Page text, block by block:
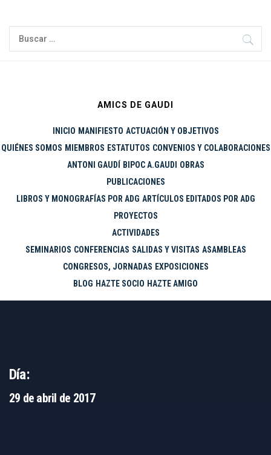
contenido
Buscar:
AMICS DE GAUDI
INICIO MANIFIESTO ACTUACIÓN Y OBJETIVOS
QUIÉNES SOMOS MIEMBROS ESTATUTOS CONVENIOS Y COLABORACIONES
ANTONI GAUDÍ
BIPOC A.GAUDI
OBRAS
PUBLICACIONES
LIBROS Y MONOGRAFÍAS POR ADG ARTÍCULOS EDITADOS POR ADG
PROYECTOS
ACTIVIDADES
SEMINARIOS CONFERENCIAS SALIDAS Y VISITAS ASAMBLEAS
CONGRESOS, JORNADAS EXPOSICIONES
BLOG HAZTE SOCIO HAZTE AMIGO
Día:
29 de abril de 2017